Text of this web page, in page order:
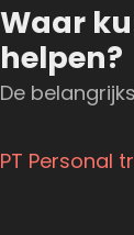
Waar
helpen?
De
PT Personal